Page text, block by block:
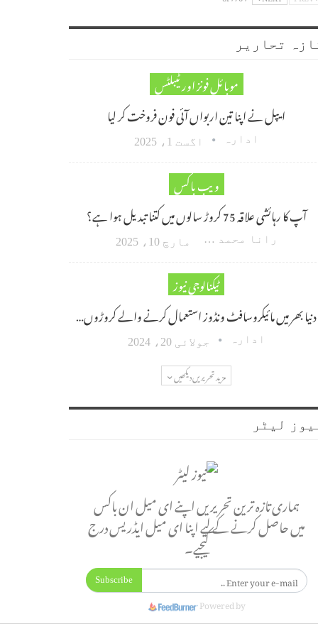
تحاریر
موبائل فونز اور ٹیبلٹس
ایپل نے اپنا تین اربواں آئی فون فروخت کر لیا
ادارہ اگست 1، 2025
ویب باکس
آپ کا رہائشی علاقہ 75 کروڑ سالوں میں کتنا تبدیل ہوا ہے؟
رانا محمد امین اکبر مارچ 10، 2025
ٹیکنالوجی نیوز
دنیا بھر میں مائیکروسافٹ ونڈوز استعمال کرنے والے کروڑوں…
ادارہ جولائی 20، 2024
مزید تحریریں دیکھیں
لیٹر
ہماری تازہ ترین تحریریں اپنے ای میل ان باکس
میں حاصل کرنے کے لیے اپنا ای میل ایڈریس درج
کیجیے۔
Subscribe
Powered by